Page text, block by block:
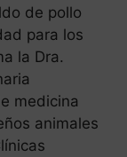
de pollo
para los
la Dra.
medicina
animales